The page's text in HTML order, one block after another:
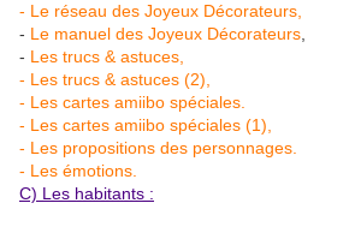
- Le réseau des Joyeux Décorateurs,
- Le manuel des Joyeux Décorateurs
- Les trucs & astuces,
- Les trucs & astuces (2),
- Les cartes amiibo spéciales.
- Les cartes amiibo spéciales (1),
- Les propositions des personnages.
- Les émotions.
C) Les habitants :